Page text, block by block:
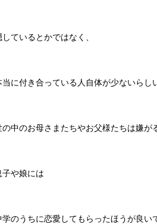
しているとかではなく、
当に付き合っている人自体が少ないらし
の中のお母さまたちやお父様たちは嫌が
子や娘には
学のうちに恋愛してもらったほうが良い